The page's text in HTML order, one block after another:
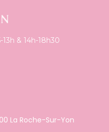
& 14h-18h30
La Roche-Sur-Yon